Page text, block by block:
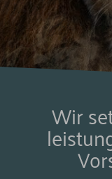
Wir